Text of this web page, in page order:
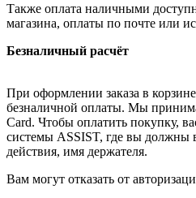
Также оплата наличными
магазина, оплаты по почте или
Безналичный расчёт
При оформлении заказа в
безналичной оплаты. Мы
Card. Чтобы оплатить покупку,
системы ASSIST, где вы должны
действия, имя держателя.
Вам могут отказать от